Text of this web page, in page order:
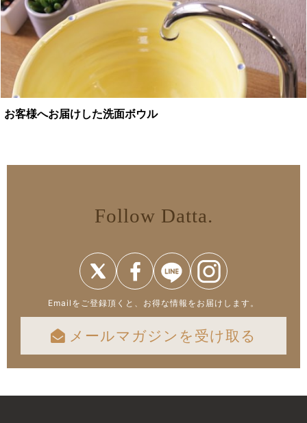
お客様へお届けした洗面ボウル
Follow Datta.
Emailをご登録頂くと、お得な情報をお届けします。
メールマガジンを受け取る